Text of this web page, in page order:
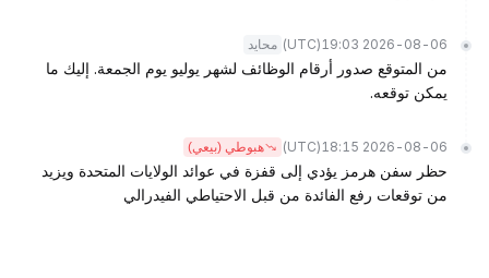
2026-08-06 19:03
(UTC) محايد
من المتوقع صدور أرقام الوظائف لشهر يوليو يوم الجمعة. إليك ما
يمكن توقعه.
2026-08-06 18:15
(UTC) هبوطي (بيعي)
حظر سفن هرمز يؤدي إلى قفزة في عوائد الولايات المتحدة ويزيد
من توقعات رفع الفائدة من قبل الاحتياطي الفيدرالي